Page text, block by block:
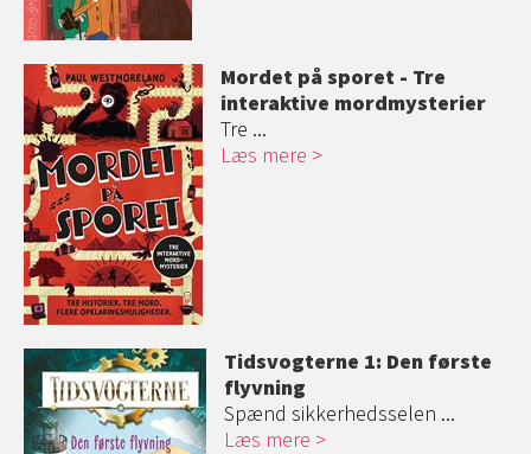
Mordet på sporet - Tre
interaktive mordmysterier
Tre ...
Læs mere
Tidsvogterne 1: Den første
flyvning
Spænd sikkerhedsselen ...
Læs mere